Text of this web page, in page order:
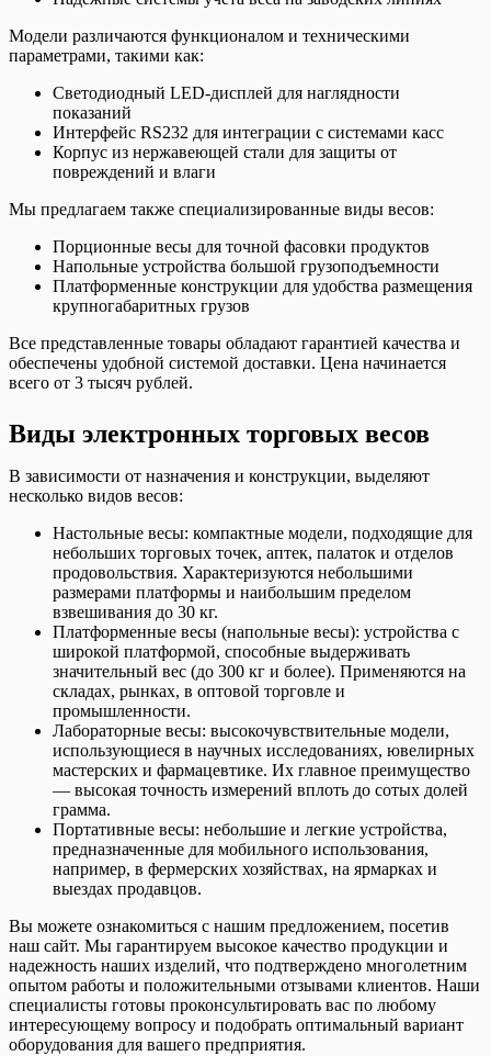
Модели различаются функционалом и техническими
параметрами, такими как:
Светодиодный LED-дисплей для наглядности
показаний
Интерфейс RS232 для интеграции с системами касс
Корпус из нержавеющей стали для защиты от
повреждений и влаги
Мы предлагаем также специализированные виды весов:
Порционные весы для точной фасовки продуктов
Напольные устройства большой грузоподъемности
Платформенные конструкции для удобства размещения
крупногабаритных грузов
Все представленные товары обладают гарантией качества и
обеспечены удобной системой доставки. Цена начинается
всего от 3 тысяч рублей.
Виды электронных торговых весов
В зависимости от назначения и конструкции, выделяют
несколько видов весов:
Настольные весы: компактные модели, подходящие для
небольших торговых точек, аптек, палаток и отделов
продовольствия. Характеризуются небольшими
размерами платформы и наибольшим пределом
взвешивания до 30 кг.
Платформенные весы (напольные весы): устройства с
широкой платформой, способные выдерживать
значительный вес (до 300 кг и более). Применяются на
складах, рынках, в оптовой торговле и
промышленности.
Лабораторные весы: высокочувствительные модели,
использующиеся в научных исследованиях, ювелирных
мастерских и фармацевтике. Их главное преимущество
— высокая точность измерений вплоть до сотых долей
грамма.
Портативные весы: небольшие и легкие устройства,
предназначенные для мобильного использования,
например, в фермерских хозяйствах, на ярмарках и
выездах продавцов.
Вы можете ознакомиться с нашим предложением, посетив
наш сайт. Мы гарантируем высокое качество продукции и
надежность наших изделий, что подтверждено многолетним
опытом работы и положительными отзывами клиентов. Наши
специалисты готовы проконсультировать вас по любому
интересующему вопросу и подобрать оптимальный вариант
оборудования для вашего предприятия.